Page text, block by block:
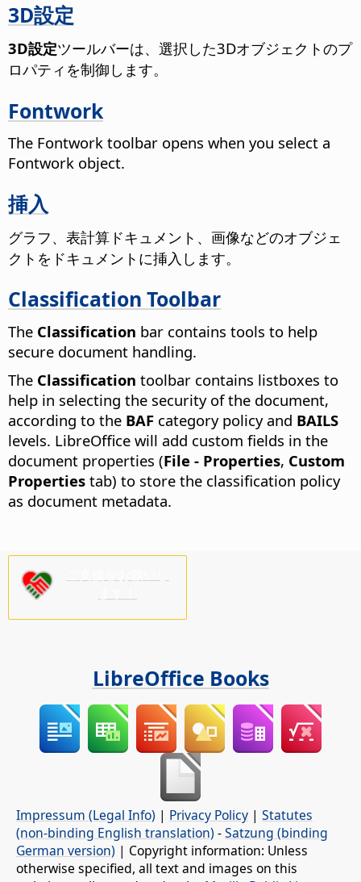
3D設定
3D設定ツールバーは、選択した3Dオブジェクトのプ
ロパティを制御します。
Fontwork
The Fontwork toolbar opens when you select a
Fontwork object.
挿入
グラフ、表計算ドキュメント、画像などのオブジェ
クトをドキュメントに挿入します。
Classification Toolbar
The Classification bar contains tools to help
secure document handling.
The Classification toolbar contains listboxes to
help in selecting the security of the document,
according to the BAF category policy and BAILS
levels. LibreOffice will add custom fields in the
document properties (File - Properties, Custom
Properties tab) to store the classification policy
as document metadata.
LibreOffice Books
Impressum (Legal Info) | Privacy Policy | Statutes
(non-binding English translation) -Satzung (binding
German version) | Copyright information: Unless
otherwise specified, all text and images on this